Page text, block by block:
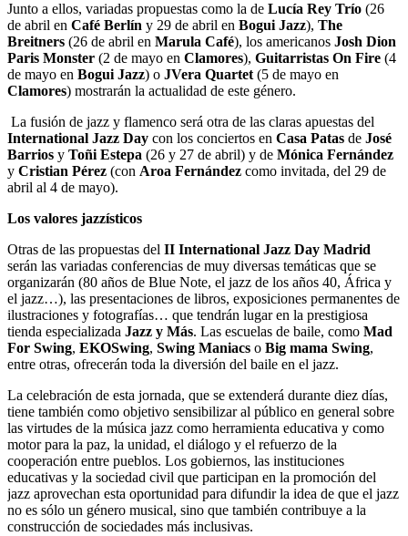
Junto a ellos, variadas propuestas como la de Lucía Rey Trío (26
de abril en Café Berlín y 29 de abril en Bogui Jazz), The
Breitners (26 de abril en Marula Café), los americanos Josh Dion
Paris Monster (2 de mayo en Clamores), Guitarristas On Fire (4
de mayo en Bogui Jazz) o JVera Quartet (5 de mayo en
Clamores) mostrarán la actualidad de este género.
La fusión de jazz y flamenco será otra de las claras apuestas del
International Jazz Day con los conciertos en Casa Patas de José
Barrios y Toñi Estepa (26 y 27 de abril) y de Mónica Fernández
y Cristian Pérez (con Aroa Fernández como invitada, del 29 de
abril al 4 de mayo).
Los valores jazzísticos
Otras de las propuestas del II International Jazz Day Madrid
serán las variadas conferencias de muy diversas temáticas que se
organizarán (80 años de Blue Note, el jazz de los años 40, África y
el jazz…), las presentaciones de libros, exposiciones permanentes de
ilustraciones y fotografías… que tendrán lugar en la prestigiosa
tienda especializada Jazz y Más. Las escuelas de baile, como Mad
For Swing, EKOSwing, Swing Maniacs o Big mama Swing,
entre otras, ofrecerán toda la diversión del baile en el jazz.
La celebración de esta jornada, que se extenderá durante diez días,
tiene también como objetivo sensibilizar al público en general sobre
las virtudes de la música jazz como herramienta educativa y como
motor para la paz, la unidad, el diálogo y el refuerzo de la
cooperación entre pueblos. Los gobiernos, las instituciones
educativas y la sociedad civil que participan en la promoción del
jazz aprovechan esta oportunidad para difundir la idea de que el jazz
no es sólo un género musical, sino que también contribuye a la
construcción de sociedades más inclusivas.